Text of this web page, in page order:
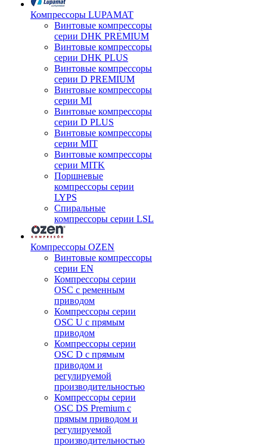
Компрессоры LUPAMAT
Винтовые компрессоры
серии DHK PREMIUM
Винтовые компрессоры
серии DHK PLUS
Винтовые компрессоры
серии D PREMIUM
Винтовые компрессоры
серии MI
Винтовые компрессоры
серии D PLUS
Винтовые компрессоры
серии MIT
Винтовые компрессоры
серии MITK
Поршневые
компрессоры серии
LYPS
Спиральные
компрессоры серии LSL
Компрессоры OZEN
Винтовые компрессоры
серии EN
Компрессоры серии
OSC с ременным
приводом
Компрессоры серии
OSC U с прямым
приводом
Компрессоры серии
OSC D с прямым
приводом и
регулируемой
производительностью
Компрессоры серии
OSC DS Premium с
прямым приводом и
регулируемой
производительностью